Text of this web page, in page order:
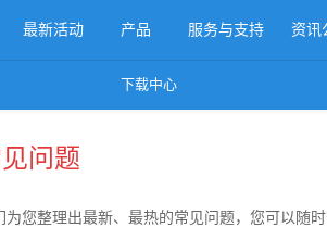
最新活动 产品 服务与支持 资讯
下载中心
问题
为您整理出最新、最热的常见问题，您可以随